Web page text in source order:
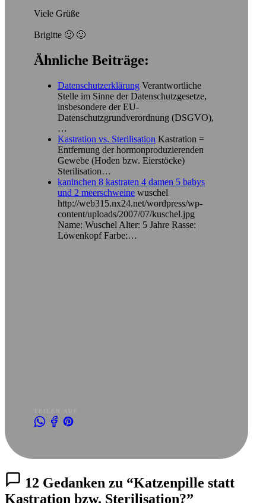
Viele Grüße
Brigitte 🙂 🙂
Ähnliche Beiträge:
Datenschutzerklärung Verantwortliche
Stelle im Sinne der Datenschutzgesetze,
insbesondere der EU-
Datenschutzgrundverordnung (DSGVO),
…
Kastration vs. Sterilisation Kastration =
Entfernung der hormonproduzierenden
Gewebe (Hoden bzw. Eierstöcke)
Sterilisation…
kaninchen 8 kastraten 4 damen 5 babys
und 2 meerschweine wuschel
http://web315.nx24.net/wordpress/wp-
content/uploads/2007/07/kuschel.jpg
Name: Wuschel Alter: 5 Jahre Rasse:
Löwenkopf Farbe:…
12 Gedanken zu “Katzenpille statt
Kastration bzw. Sterilisation?”